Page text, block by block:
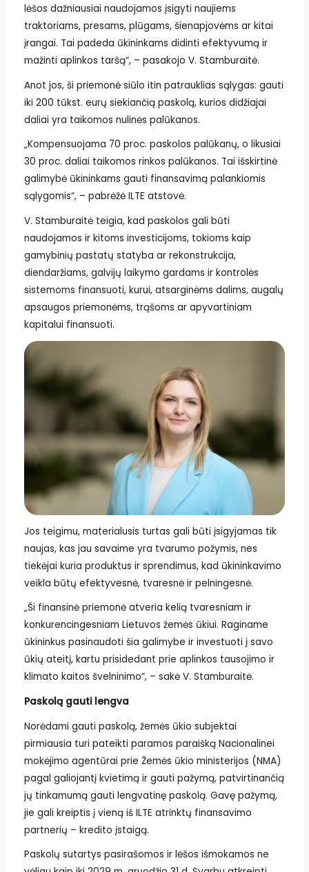
lėšos dažniausiai naudojamos įsigyti naujiems
traktoriams, presams, plūgams, šienapjovėms ar kitai
įrangai. Tai padeda ūkininkams didinti efektyvumą ir
mažinti aplinkos taršą“, – pasakojo V. Stamburaitė.
Anot jos, ši priemonė siūlo itin patrauklias sąlygas: gauti
iki 200 tūkst. eurų siekiančią paskolą, kurios didžiajai
daliai yra taikomos nulinės palūkanos.
„Kompensuojama 70 proc. paskolos palūkanų, o likusiai
30 proc. daliai taikomos rinkos palūkanos. Tai išskirtinė
galimybė ūkininkams gauti finansavimą palankiomis
sąlygomis“, – pabrėžė ILTE atstovė.
V. Stamburaitė teigia, kad paskolos gali būti
naudojamos ir kitoms investicijoms, tokioms kaip
gamybinių pastatų statyba ar rekonstrukcija,
diendaržiams, galvijų laikymo gardams ir kontrolės
sistemoms finansuoti, kurui, atsarginėms dalims, augalų
apsaugos priemonėms, trąšoms ar apyvartiniam
kapitalui finansuoti.
Jos teigimu, materialusis turtas gali būti įsigyjamas tik
naujas, kas jau savaime yra tvarumo požymis, nes
tiekėjai kuria produktus ir sprendimus, kad ūkininkavimo
veikla būtų efektyvesnė, tvaresnė ir pelningesnė.
„Ši finansinė priemonė atveria kelią tvaresniam ir
konkurencingesniam Lietuvos žemės ūkiui. Raginame
ūkininkus pasinaudoti šia galimybe ir investuoti į savo
ūkių ateitį, kartu prisidedant prie aplinkos tausojimo ir
klimato kaitos švelninimo“, – sakė V. Stamburaitė.
Paskolą gauti lengva
Norėdami gauti paskolą, žemės ūkio subjektai
pirmiausia turi pateikti paramos paraišką Nacionalinei
mokėjimo agentūrai prie Žemės ūkio ministerijos (NMA)
pagal galiojantį kvietimą ir gauti pažymą, patvirtinančią
jų tinkamumą gauti lengvatinę paskolą. Gavę pažymą,
jie gali kreiptis į vieną iš ILTE atrinktų finansavimo
partnerių – kredito įstaigą.
Paskolų sutartys pasirašomos ir lėšos išmokamos ne